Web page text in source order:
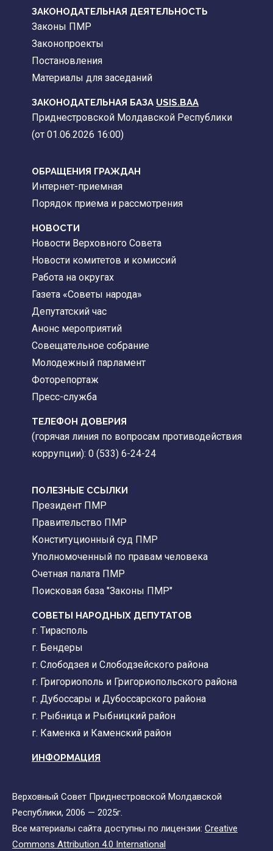
ЗАКОНОДАТЕЛЬНАЯ ДЕЯТЕЛЬНОСТЬ
Законы ПМР
Законопроекты
Постановления
Материалы для заседаний
ЗАКОНОДАТЕЛЬНАЯ БАЗА USIS.BAA
Приднестровской Молдавской Республики
(от 01.06.2026 16:00)
ОБРАЩЕНИЯ ГРАЖДАН
Интернет-приемная
Порядок приема и рассмотрения
НОВОСТИ
Новости Верховного Совета
Новости комитетов и комиссий
Работа на округах
Газета «Советы народа»
Депутатский час
Анонс мероприятий
Совещательное собрание
Молодежный парламент
Фоторепортаж
Пресс-служба
ТЕЛЕФОН ДОВЕРИЯ
(горячая линия по вопросам противодействия
коррупции): 0 (533) 6-24-24
ПОЛЕЗНЫЕ ССЫЛКИ
Президент ПМР
Правительство ПМР
Конституционный суд ПМР
Уполномоченный по правам человека
Счетная палата ПМР
Поисковая база "Законы ПМР"
СОВЕТЫ НАРОДНЫХ ДЕПУТАТОВ
г. Тирасполь
г. Бендеры
г. Слободзея и Слободзейского района
г. Григориополь и Григориопольского района
г. Дубоссары и Дубоссарского района
г. Рыбница и Рыбницкий район
г. Каменка и Каменский район
ИНФОРМАЦИЯ
Верховный Совет Приднестровской Молдавской
Республики, 2006 — 2025г.
Все материалы сайта доступны по лицензии: Creative
Commons Attribution 4.0 International